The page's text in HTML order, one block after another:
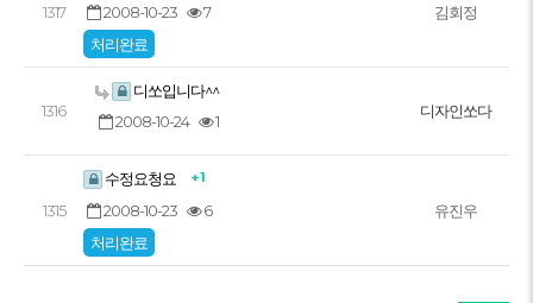
1317 2008-10-23
7
처리완료
김회정
1316
디쏘입니다^^
2008-10-24
1
디자인쏘다
1315
수정요청요 + 1
2008-10-23
6
처리완료
유진우